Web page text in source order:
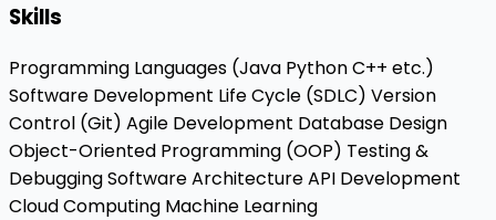
Skills
Programming Languages (Java PythonC++ etc.)
Software Development Life Cycle (SDLC) Version
Control (Git) Agile Development Database Design
Object-Oriented Programming (OOP) Testing &
DebuggingSoftware ArchitectureAPI Development
Cloud Computing Machine Learning